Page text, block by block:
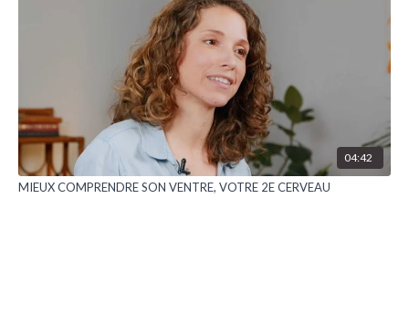
04:42
MIEUX COMPRENDRE SON VENTRE, VOTRE 2E CERVEAU